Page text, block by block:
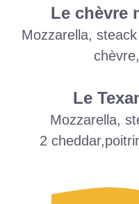
Le chèvre
Mozzarella,
Le
Mozzarella,
2 cheddar,